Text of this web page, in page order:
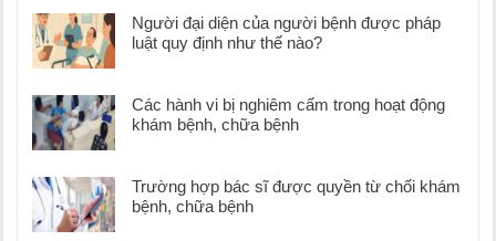
Người đại diện của người bệnh được pháp
luật quy định như thế nào?
Các hành vi bị nghiêm cấm trong hoạt động
khám bệnh, chữa bệnh
Trường hợp bác sĩ được quyền từ chối khám
bệnh, chữa bệnh